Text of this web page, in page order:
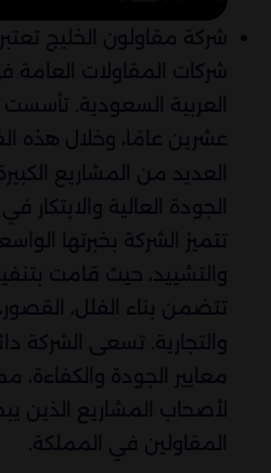
شركة مقاولون الخليج
شركات المقاولات العامة
العربية السعودية.
عشرين عامًا، وخلال هذه
العديد من المشاريع
الجودة العالية والابتكار
تتميز الشركة بخبرتها
والتشييد، حيث قامت
تتضمن بناء الفلل،
والتجارية. تسعى الشركة
معايير الجودة والكفاءة،
لأصحاب المشاريع الذين
المقاولين في المملكة.